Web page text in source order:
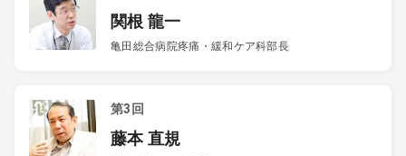
関根 龍一
亀田総合病院疼痛・緩和ケア科部長
第3回
藤本 直規